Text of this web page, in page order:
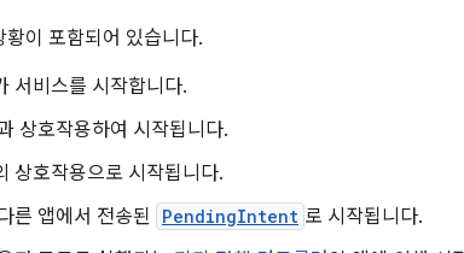
이 포함되어 있습니다.
서비스를 시작합니다.
상호작용하여 시작됩니다.
상호작용으로 시작됩니다.
른 앱에서 전송된 PendingIntent 로 시작됩니다.